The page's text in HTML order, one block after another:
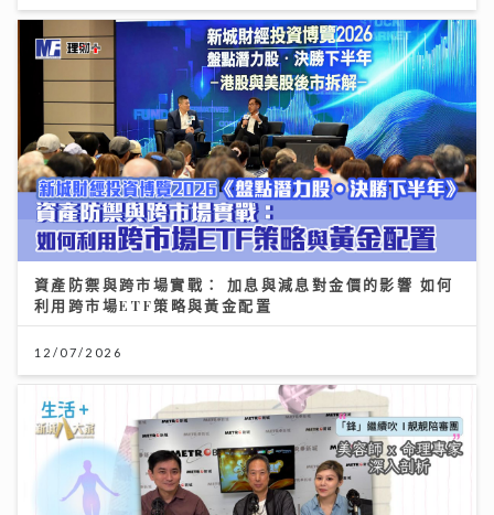
資產防禦與跨市場實戰： 加息與減息對金價的影響 如何
利用跨市場ETF策略與黃金配置
12/07/2026